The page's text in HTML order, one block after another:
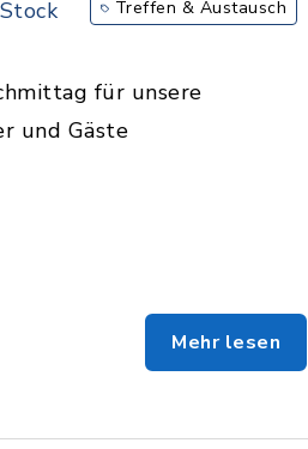
Treffen & Austausch
für unsere
und Gäste
Mehr lesen